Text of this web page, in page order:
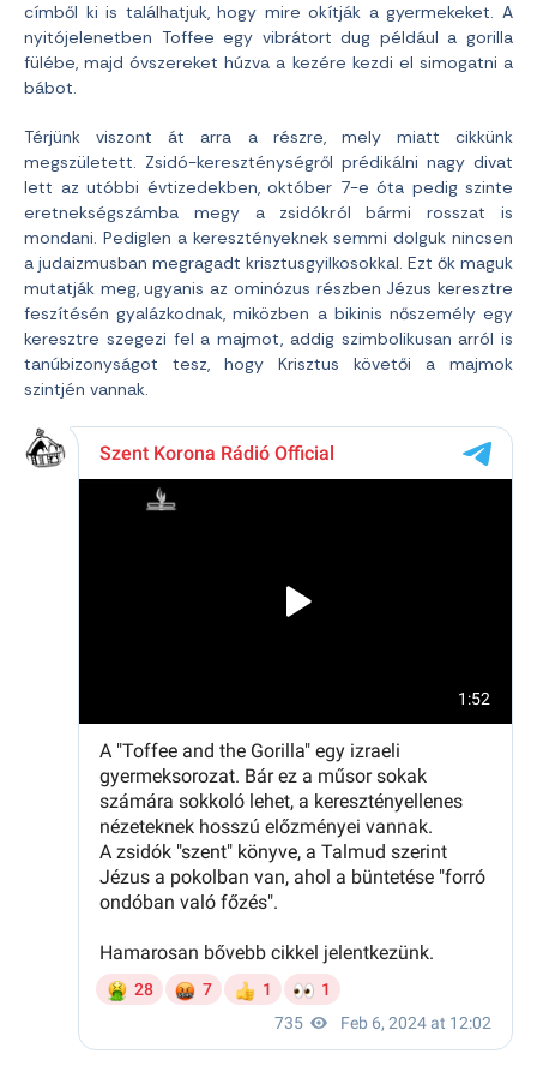
címből ki is találhatjuk, hogy mire okítják a gyermekeket. A
nyitójelenetben Toffee egy vibrátort dug például a gorilla
fülébe, majd óvszereket húzva a kezére kezdi el simogatni a
bábot.
Térjünk viszont át arra a részre, mely miatt cikkünk
megszületett. Zsidó-kereszténységről prédikálni nagy divat
lett az utóbbi évtizedekben, október 7-e óta pedig szinte
eretnekségszámba megy a zsidókról bármi rosszat is
mondani. Pediglen a keresztényeknek semmi dolguk nincsen
a judaizmusban megragadt krisztusgyilkosokkal. Ezt ők maguk
mutatják meg, ugyanis az ominózus részben Jézus keresztre
feszítésén gyalázkodnak, miközben a bikinis nőszemély egy
keresztre szegezi fel a majmot, addig szimbolikusan arról is
tanúbizonyságot tesz, hogy Krisztus követői a majmok
szintjén vannak.